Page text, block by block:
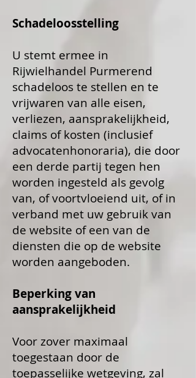
Schadeloosstelling
U stemt ermee in
Rijwielhandel Purmerend
schadeloos te stellen en te
vrijwaren van alle eisen,
verliezen, aansprakelijkheid,
claims of kosten (inclusief
advocatenhonoraria), die door
een derde partij tegen hen
worden ingesteld als gevolg
van, of voortvloeiend uit, of in
verband met uw gebruik van
de website of een van de
diensten die op de website
worden aangeboden.
Beperking van
aansprakelijkheid
Voor zover maximaal
toegestaan ​​door de
toepasselijke wetgeving, zal